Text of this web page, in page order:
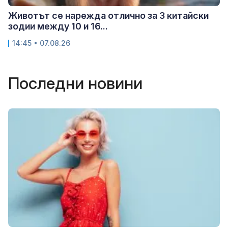
Животът се нарежда отлично за 3 китайски
зодии между 10 и 16...
14:45 • 07.08.26
Последни новини